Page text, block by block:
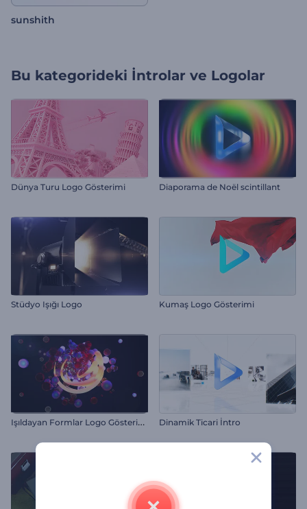
sunshith
Bu kategorideki İntrolar ve Logolar
Dünya Turu Logo Gösterimi Diaporama de Noël scintillant
Stüdyo Işığı Logo Kumaş Logo Gösterimi
I
şıldayan Formlar Logo Gösterimi Dinamik Ticari İntro